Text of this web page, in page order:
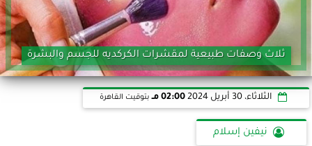
ثلاث وصفات طبيعية لمقشرات الكركديه للجسم والبشرة
الثلاثاء، 30 أبريل 2024 02:00 مـ بتوقيت القاهرة
نيفين إسلام